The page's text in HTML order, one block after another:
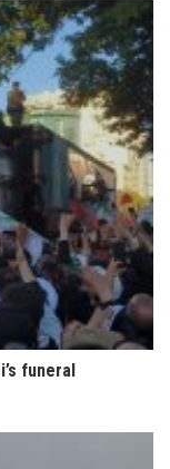
funeral